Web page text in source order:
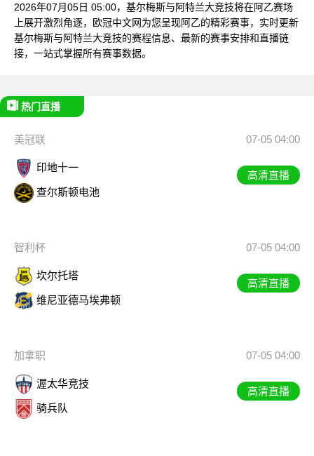
2026年07月05日 05:00，基尔梅斯与阿特兰大竞技将在阿乙赛场
上展开激烈角逐，欧冠中文网为您呈现阿乙的精彩赛事，实时更新
基尔梅斯与阿特兰大竞技的赛程信息、最新的赛事安排和直播链
接，一站式掌握所有赛事数据。
热门直播
美冠联 07-05 04:00
印地十一
查尔斯顿电池
高清直播
智利杯 07-05 04:00
坎尔托塔
维尼亚德马埃弗顿
高清直播
加拿职 07-05 04:00
渥太华竞技
骑兵队
高清直播